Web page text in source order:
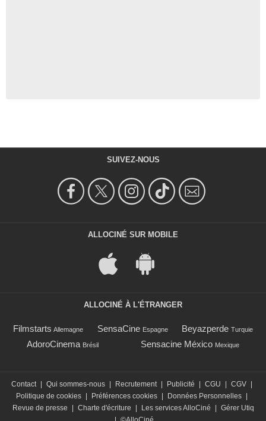
SUIVEZ-NOUS
ALLOCINÉ SUR MOBILE
ALLOCINÉ À L'ÉTRANGER
Filmstarts Allemagne SensaCine Espagne Beyazperde Turquie
AdoroCinema Brésil Sensacine México Mexique
Contact | Qui sommes-nous | Recrutement | Publicité | CGU | CGV |
Politique de cookies | Préférences cookies | Données Personnelles |
Revue de presse
| Charte d'écriture | Les services AlloCiné | Gérer Utiq